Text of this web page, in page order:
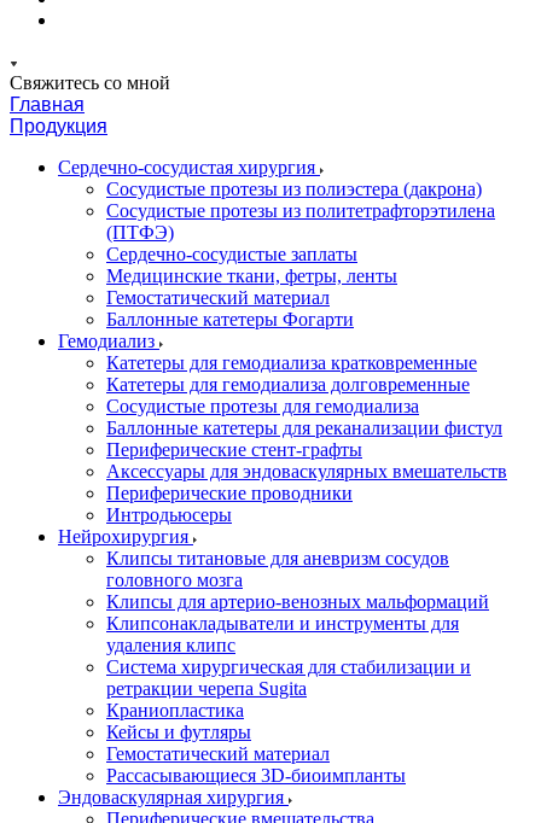
Свяжитесь со мной
Главная
Продукция
Сердечно-сосудистая хирургия
Сосудистые протезы из полиэстера (дакрона)
Сосудистые протезы из политетрафторэтилена
(ПТФЭ)
Сердечно-сосудистые заплаты
Медицинские ткани, фетры, ленты
Гемостатический материал
Баллонные катетеры Фогарти
Гемодиализ
Катетеры для гемодиализа кратковременные
Катетеры для гемодиализа долговременные
Сосудистые протезы для гемодиализа
Баллонные катетеры для реканализации фистул
Периферические стент-графты
Аксессуары для эндоваскулярных вмешательств
Периферические проводники
Интродьюсеры
Нейрохирургия
Клипсы титановые для аневризм сосудов
головного мозга
Клипсы для артерио-венозных мальформаций
Клипсонакладыватели и инструменты для
удаления клипс
Система хирургическая для стабилизации и
ретракции черепа Sugita
Краниопластика
Кейсы и футляры
Гемостатический материал
Рассасывающиеся 3D-биоимпланты
Эндоваскулярная хирургия
Периферические вмешательства